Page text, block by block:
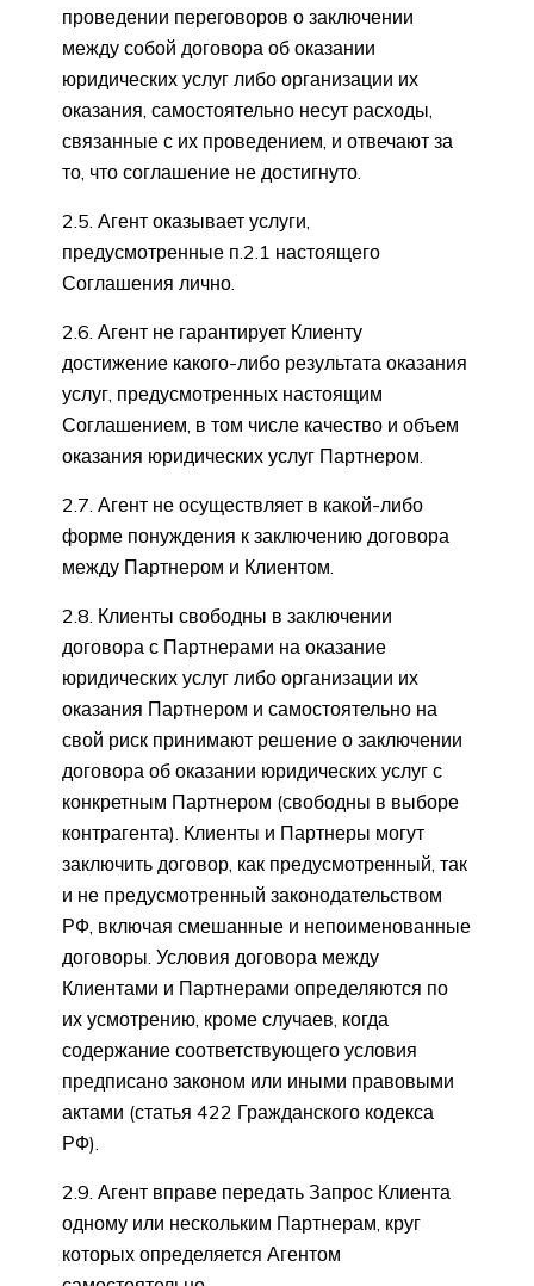
проведении переговоров о заключении
между собой договора об оказании
юридических услуг либо организации их
оказания, самостоятельно несут расходы,
связанные с их проведением, и отвечают за
то, что соглашение не достигнуто.
2.5. Агент оказывает услуги,
предусмотренные п.2.1 настоящего
Соглашения лично.
2.6. Агент не гарантирует Клиенту
достижение какого-либо результата оказания
услуг, предусмотренных настоящим
Соглашением, в том числе качество и объем
оказания юридических услуг Партнером.
2.7. Агент не осуществляет в какой-либо
форме понуждения к заключению договора
между Партнером и Клиентом.
2.8. Клиенты свободны в заключении
договора с Партнерами на оказание
юридических услуг либо организации их
оказания Партнером и самостоятельно на
свой риск принимают решение о заключении
договора об оказании юридических услуг с
конкретным Партнером (свободны в выборе
контрагента). Клиенты и Партнеры могут
заключить договор, как предусмотренный, так
и не предусмотренный законодательством
РФ, включая смешанные и непоименованные
договоры. Условия договора между
Клиентами и Партнерами определяются по
их усмотрению, кроме случаев, когда
содержание соответствующего условия
предписано законом или иными правовыми
актами (статья 422 Гражданского кодекса
РФ).
2.9. Агент вправе передать Запрос Клиента
одному или нескольким Партнерам, круг
которых определяется Агентом